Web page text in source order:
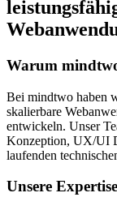
Warum
Bei mindtwo haben
skalierbare
entwickeln. Unser
Konzeption, UX/UI
laufenden
Unsere Expertise